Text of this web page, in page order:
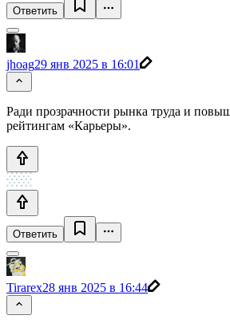
Ответить
jhoag29 янв 2025 в 16:01
Ради прозрачности рынка труда и
рейтингам «Карьеры».
Ответить
Tirarex28 янв 2025 в 16:44